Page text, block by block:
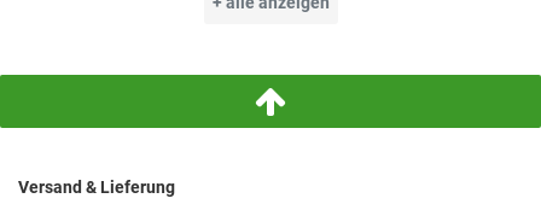
Leicht & dünn
Versand & Lieferung